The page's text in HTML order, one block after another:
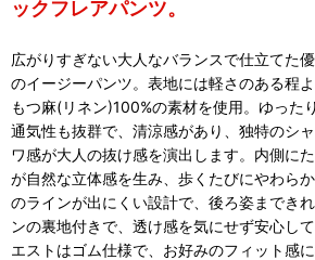
ックフレアパンツ。
広がりすぎない大人なバランスで仕立てた
のイージーパンツ。表地には軽さのある程
もつ麻(リネン)100%の素材を使用。ゆった
通気性も抜群で、清涼感があり、独特のシ
ワ感が大人の抜け感を演出します。内側に
が自然な立体感を生み、歩くたびにやわら
のラインが出にくい設計で、後ろ姿までき
ンの裏地付きで、透け感を気にせず安心し
エストはゴム仕様で、お好みのフィット感